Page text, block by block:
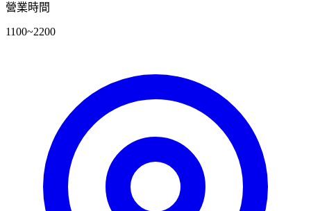
營業時間
1100~2200